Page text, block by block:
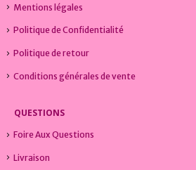
Mentions légales
Politique de Confidentialité
Politique de retour
Conditions générales de vente
QUESTIONS
Foire Aux Questions
Livraison